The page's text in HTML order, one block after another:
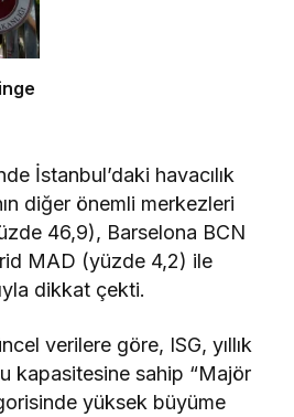
İstanbul’daki havacılık
diğer önemli merkezleri
46,9), Barselona BCN
MAD (yüzde 4,2) ile
dikkat çekti.
verilere göre, ISG, yıllık
kapasitesine sahip “Majör
yüksek büyüme